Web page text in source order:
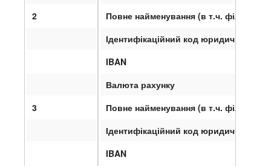
Повне найменування (в т.ч. філії,
Ідентифікаційний код юридичної
IBAN
Валюта рахунку
Повне найменування (в т.ч. філії,
Ідентифікаційний код юридичної
IBAN
2
3